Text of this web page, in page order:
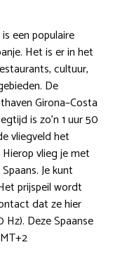
een populaire
Het is er in het
cultuur,
De
Girona–Costa
is zo’n 1 uur 50
vliegveld het
vlieg je met
Je kunt
prijspeil wordt
dat ze hier
Deze Spaanse